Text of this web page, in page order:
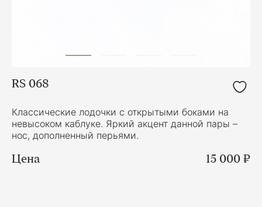
RS 068
Классические лодочки с открытыми боками на
невысоком каблуке. Яркий акцент данной пары –
нос, дополненный перьями.
Цена 15 000 ₽